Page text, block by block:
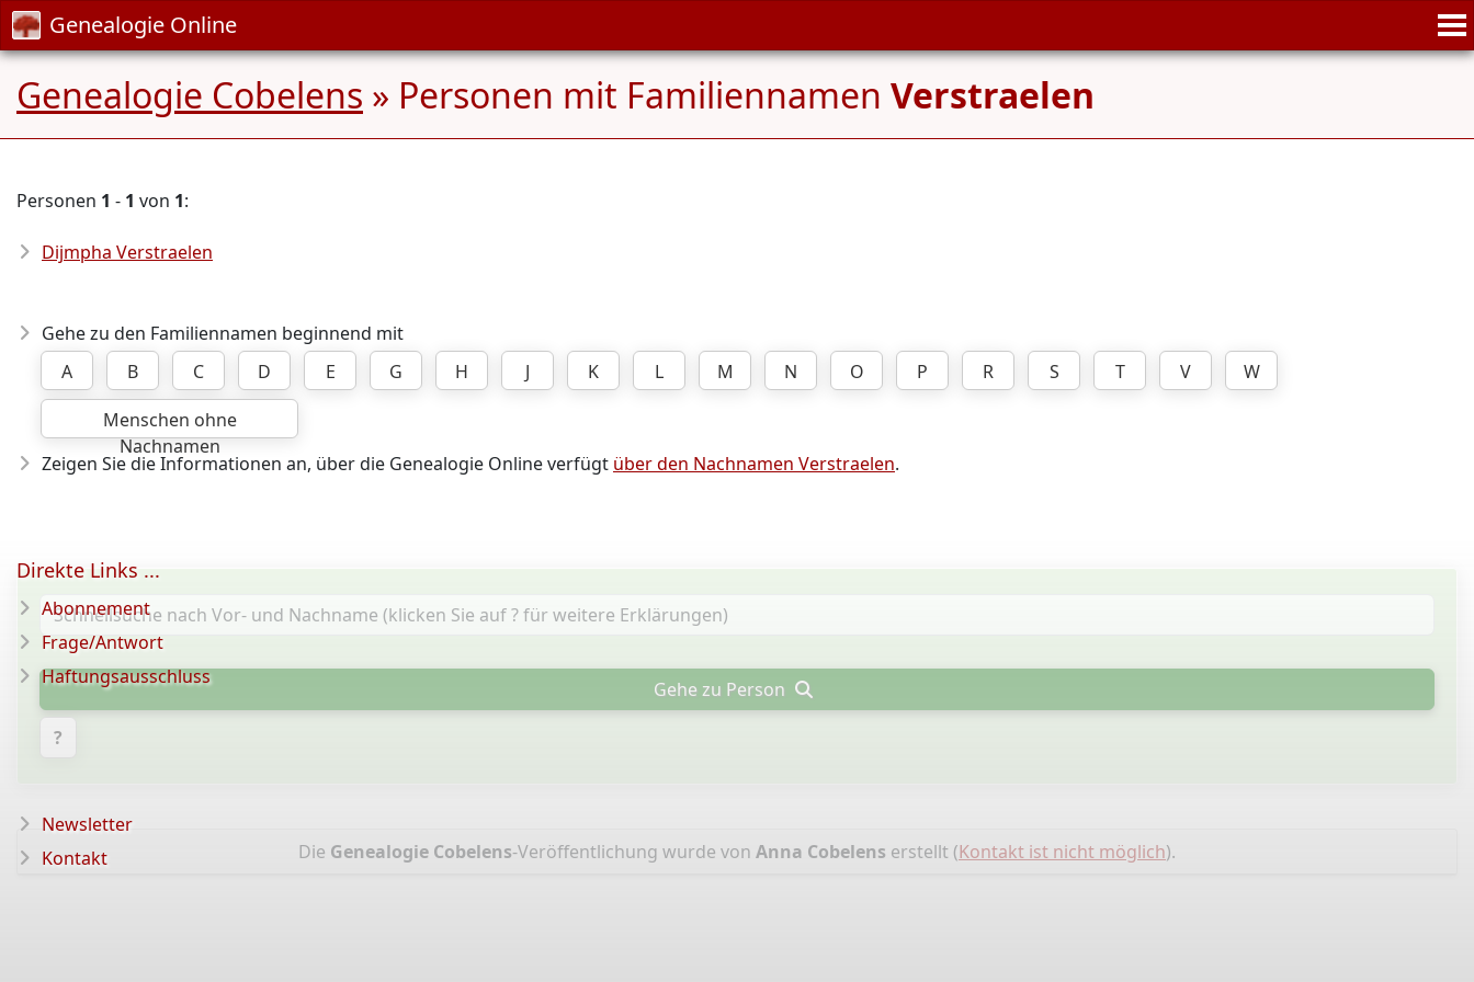
Genealogie Online
Genealogie Cobelens » Personen mit Familiennamen Verstraelen
Personen 1 - 1 von 1:
Dijmpha Verstraelen
Gehe zu den Familiennamen beginnend mit
A
B C D E G H J K L M N O P R S T V
W
Menschen ohne
Nachnamen
Zeigen Sie die Informationen an, über die Genealogie Online verfügt über den Nachnamen Verstraelen.
Gehe zu Person
?
Die Genealogie Cobelens-Veröffentlichung wurde von Anna Cobelens erstellt (Kontakt ist nicht möglich).
Direkte Links ...
Abonnement
Frage/Antwort
Haftungsausschluss
Newsletter
Kontakt